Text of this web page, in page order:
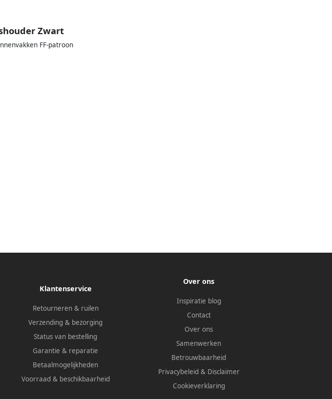
Zwart
FF-patroon
Klantenservice
Retourneren & ruilen
Verzending & bezorging
Status van bestelling
Garantie & reparatie
Betaalmogelijkheden
Voorraad & beschikbaarheid
Over ons
Inspiratie blog
Contact
Over ons
Samenwerken
Betrouwbaarheid
Privacybeleid & Disclaimer
Cookieverklaring